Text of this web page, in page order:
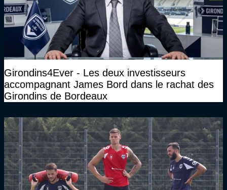
Girondins4Ever - Les deux investisseurs
accompagnant James Bord dans le rachat des
Girondins de Bordeaux